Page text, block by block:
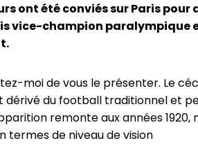
ont été conviés sur Paris pour
vice-champion paralympique
moi de vous le présenter. Le
dérivé du football traditionnel et
remonte aux années
termes de niveau de vision